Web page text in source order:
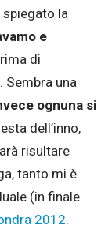
spiegato la
e
di
Sembra una
ognuna si
dell’inno,
risultare
tanto mi è
(in finale
2012.